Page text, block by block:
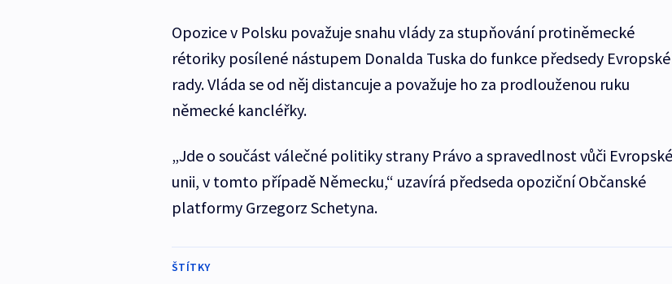
Opozice v Polsku považuje snahu vlády za stupňování protiněmecké
rétoriky posílené nástupem Donalda Tuska do funkce předsedy Evropské
rady. Vláda se od něj distancuje a považuje ho za prodlouženou ruku
německé kancléřky.
„Jde o součást válečné politiky strany Právo a spravedlnost vůči Evropské
unii, v tomto případě Německu,“ uzavírá předseda opoziční Občanské
platformy Grzegorz Schetyna.
ŠTÍTKY